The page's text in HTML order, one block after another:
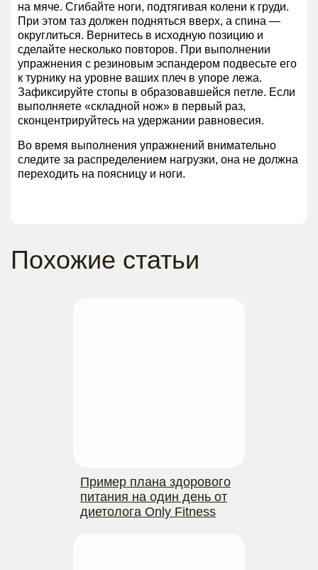
на мяче. Сгибайте ноги, подтягивая колени к груди.
При этом таз должен подняться вверх, а спина ―
округлиться. Вернитесь в исходную позицию и
сделайте несколько повторов. При выполнении
упражнения с резиновым эспандером подвесьте его
к турнику на уровне ваших плеч в упоре лежа.
Зафиксируйте стопы в образовавшейся петле. Если
выполняете «складной нож» в первый раз,
сконцентрируйтесь на удержании равновесия.
Во время выполнения упражнений внимательно
следите за распределением нагрузки, она не должна
переходить на поясницу и ноги.
Похожие статьи
Пример плана здорового
питания на один день от
диетолога Only Fitness